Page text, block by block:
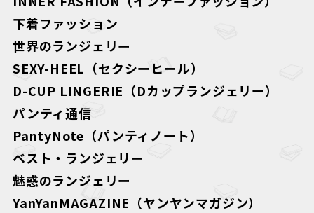
下着ファッション
世界のランジェリー
SEXY-HEEL（セクシーヒール）
D-CUP LINGERIE（Dカップランジェリー）
パンティ通信
PantyNote（パンティノート）
ベスト・ランジェリー
魅惑のランジェリー
YanYanMAGAZINE（ヤンヤンマガジン）